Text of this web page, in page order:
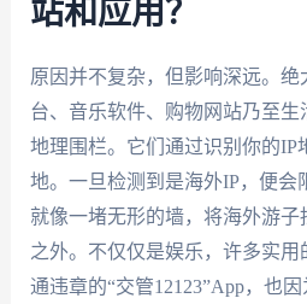
站和应用？
原因并不复杂，但影响深远。
台、音乐软件、购物网站乃至生
地理围栏。它们通过识别你的IP
地。一旦检测到是海外IP，便会
就像一堵无形的墙，将海外游子
之外。不仅仅是娱乐，许多实
通违章的“交管12123”App，也